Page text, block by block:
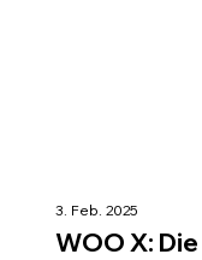
WOO X:
3. Feb. 2025